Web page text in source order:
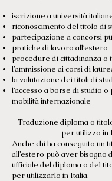
iscrizione a università
riconoscimento del titolo di
partecipazione a concorsi
pratiche di lavoro all’estero
procedure di cittadinanza o
l’ammissione ai corsi di
la valutazione dei titoli di
l’accesso a borse di studio
mobilità internazionale
Traduzione diploma o
per utilizzo in
Anche chi ha conseguito un
all’estero può aver bisogno
ufficiale del diploma o del
per utilizzarlo in Italia.